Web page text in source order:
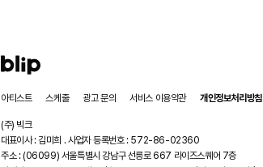
아티스트 스케줄 광고 문의 서비스 이용약관 개인정보처리방침
(주) 빅크
대표이사 : 김미희 . 사업자 등록번호 : 572-86-02360
주소 : (06099) 서울특별시 강남구 선릉로 667 라이즈스퀘어 7층